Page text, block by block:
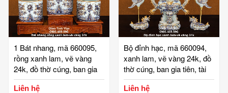
1 Bát nhang, mã 660095,
rồng xanh lam, vẽ vàng
24k, đồ thờ cúng, ban gia
tiên, tài địa, phật, ông táo,
gốm bát tràng, tinh vân
Liên hệ
Bộ đỉnh hạc, mã 660094,
xanh lam, vẽ vàng 24k, đồ
thờ cúng, ban gia tiên, tài
địa, phật, ông táo, gốm bát
tràng, tinh vân
Liên hệ